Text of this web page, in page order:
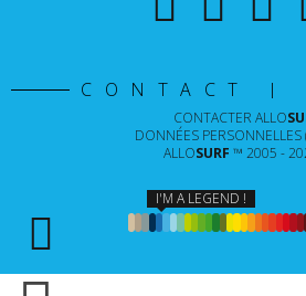
CONTACT |
CONTACTER ALLO
DONNÉES PERSONNELLES
ALLOSURF ™ 2005 -
I'M A LEGEND !